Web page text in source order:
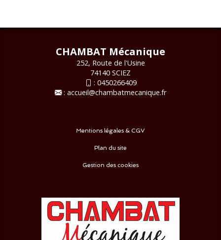
CHAMBAT Mécanique
252, Route de l'Usine
74140 SCIEZ
: 0450266409
: accueil@chambatmecanique.fr
Mentions légales & CGV
Plan du site
Gestion des cookies